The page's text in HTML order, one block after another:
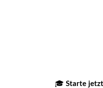
🎓 Starte